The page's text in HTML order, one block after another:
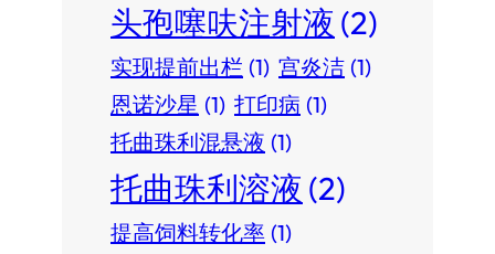
头孢噻呋注射液 (2)
实现提前出栏 (1) 宫炎洁 (1)
恩诺沙星 (1) 打印病 (1)
托曲珠利混悬液 (1)
托曲珠利溶液 (2)
提高饲料转化率 (1)